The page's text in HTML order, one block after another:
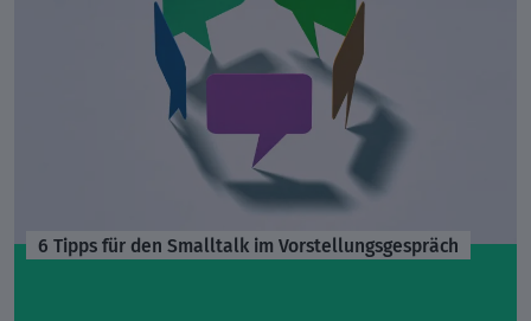
6 Tipps für den Smalltalk im Vorstellungsgespräch